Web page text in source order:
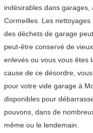
indésirables dans
Cormeilles. Les nettoyages
des déchets de garage
peut-être conservé de
enlevés ou vous vous êtes
cause de ce désordre,
pour votre vide garage à
disponibles pour
pouvons, dans de
même ou le lendemain.